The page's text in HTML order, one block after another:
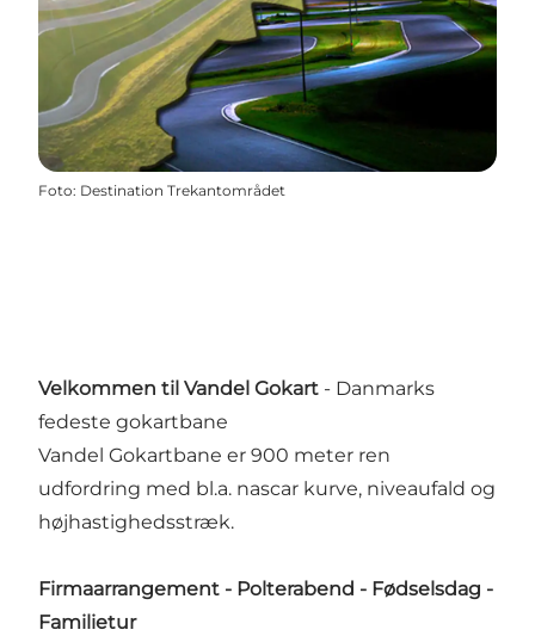
Foto: Destination Trekantområdet
Velkommen til Vandel Gokart - Danmarks
fedeste gokartbane
Vandel Gokartbane er 900 meter ren
udfordring med bl.a. nascar kurve, niveaufald og
højhastighedsstræk.
Firmaarrangement - Polterabend - Fødselsdag -
Familietur